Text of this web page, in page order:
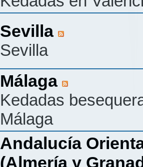
Sevilla
Sevilla
Málaga
Kedadas
Málaga
Andalucía
(Almería y